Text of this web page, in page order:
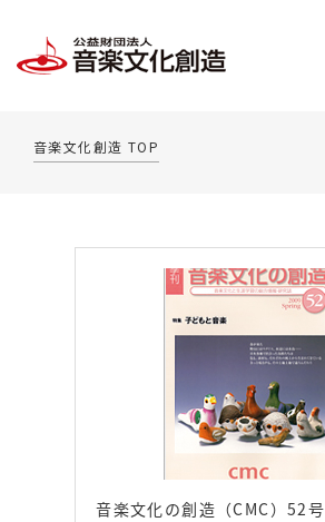
音楽文化創造 TOP
音楽文化の創造（CMC）52号